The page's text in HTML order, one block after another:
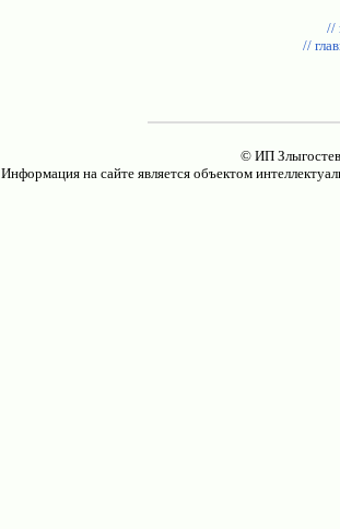
//
//
© ИП
Информация на сайте является объектом